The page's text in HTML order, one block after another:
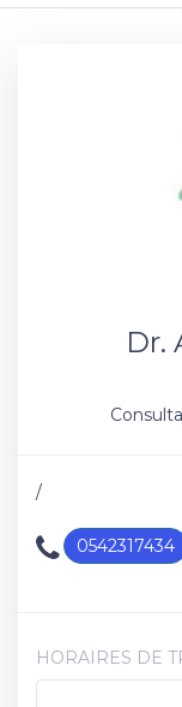
Dr.
/
0542317434
HORAIRES DE